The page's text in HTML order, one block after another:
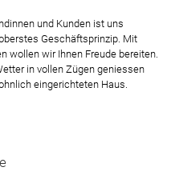
und Kunden ist uns
Geschäftsprinzip. Mit
wollen wir Ihnen Freude bereiten.
in vollen Zügen geniessen
eingerichteten Haus.